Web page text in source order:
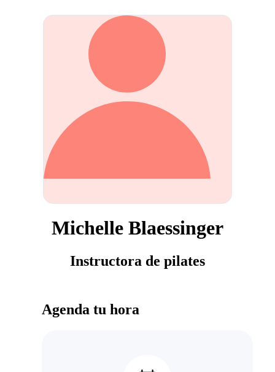
Michelle Blaessinger
Instructora de pilates
Agenda tu hora